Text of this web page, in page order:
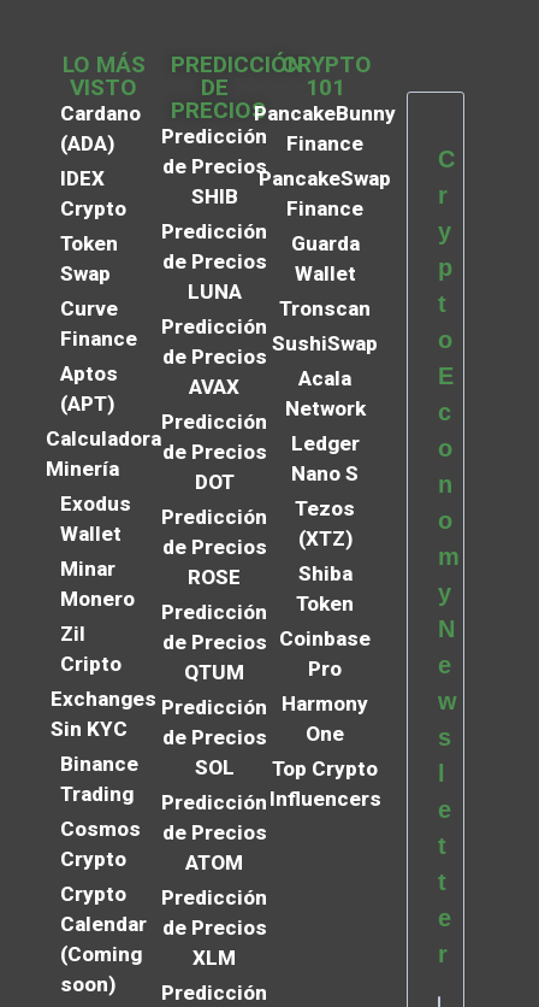
LO MÁS
VISTO
Cardano
(ADA)
IDEX
Crypto
Token
Swap
Curve
Finance
Aptos
(APT)
Calculadora
Minería
Exodus
Wallet
Minar
Monero
Zil
Cripto
Exchanges
Sin KYC
Binance
Trading
Cosmos
Crypto
Crypto
Calendar
(Coming
soon)
PREDICCIÓN
DE
PRECIOS
Predicción
de Precios
SHIB
Predicción
de Precios
LUNA
Predicción
de Precios
AVAX
Predicción
de Precios
DOT
Predicción
de Precios
ROSE
Predicción
de Precios
QTUM
Predicción
de Precios
SOL
Predicción
de Precios
ATOM
Predicción
de Precios
XLM
Predicción
CRYPTO
101
PancakeBunny
Finance
PancakeSwap
Finance
Guarda
Wallet
Tronscan
SushiSwap
Acala
Network
Ledger
Nano S
Tezos
(XTZ)
Shiba
Token
Coinbase
Pro
Harmony
One
Top Crypto
Influencers
C
r
y
p
t
o
E
c
o
n
o
m
y
N
e
w
s
e
t
t
e
r